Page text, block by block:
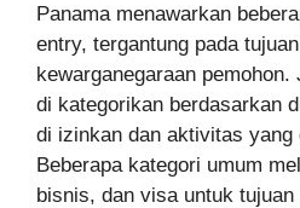
Panama menawarkan
entry, tergantung pada
kewarganegaraan
di kategorikan berdasarkan
di izinkan dan aktivitas yang
Beberapa kategori umum
bisnis, dan visa untuk